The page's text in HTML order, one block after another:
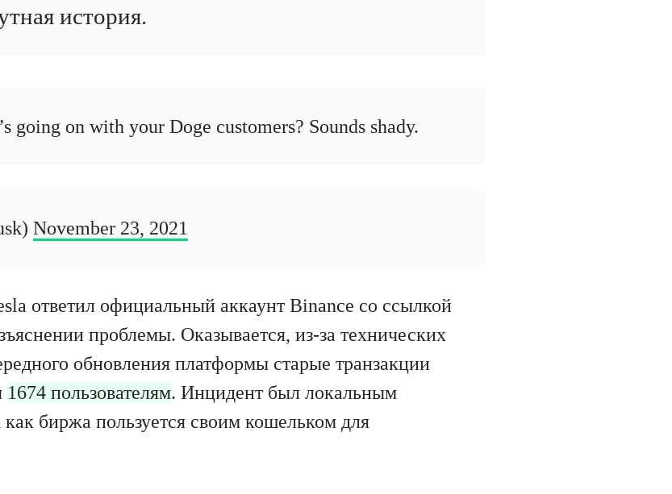
история.
going on with your Doge customers? Sounds shady.
November 23, 2021
ответил официальный аккаунт Binance со ссылкой
проблемы. Оказывается, из-за технических
обновления платформы старые транзакции
1674 пользователям. Инцидент был локальным
как биржа пользуется своим кошельком для